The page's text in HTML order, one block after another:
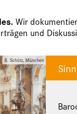
Wir
und
B. Schütz, München